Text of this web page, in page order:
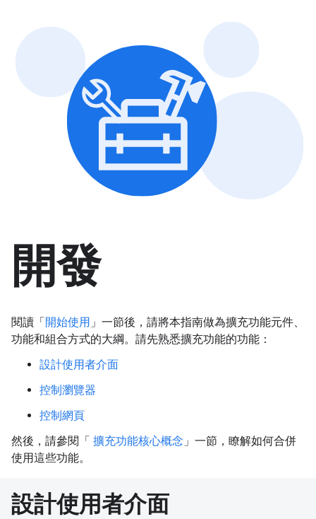
開發
閱讀「開始使用 」一節後，請將本指南做為擴充功能元件、
功能和組合方式的大綱。請先熟悉擴充功能的功能：
設計使用者介面
控制瀏覽器
控制網頁
然後，請參閱「 擴充功能核心概念 」一節，瞭解如何合併
使用這些功能。
設計使用者介面